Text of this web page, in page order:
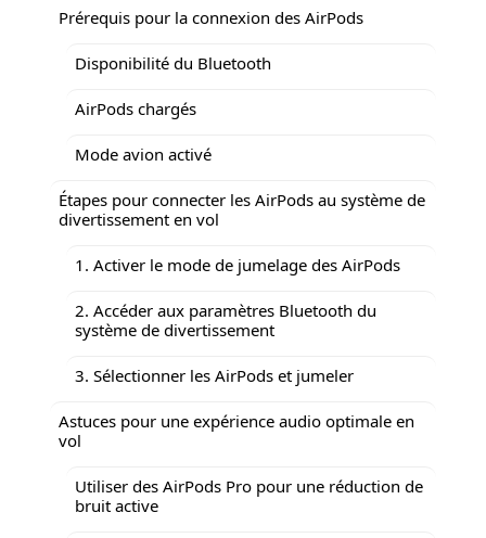
Prérequis pour la connexion des AirPods
Disponibilité du Bluetooth
AirPods chargés
Mode avion activé
Étapes pour connecter les AirPods au système de
divertissement en vol
1. Activer le mode de jumelage des AirPods
2. Accéder aux paramètres Bluetooth du
système de divertissement
3. Sélectionner les AirPods et jumeler
Astuces pour une expérience audio optimale en
vol
Utiliser des AirPods Pro pour une réduction de
bruit active